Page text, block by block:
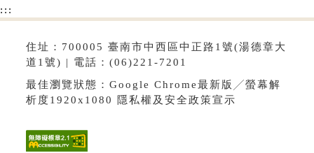
:::
住址：700005 臺南市中西區中正路1號(湯德章大
道1號) | 電話：(06)221-7201
最佳瀏覽狀態：Google Chrome最新版╱螢幕解
析度1920x1080 隱私權及安全政策宣示